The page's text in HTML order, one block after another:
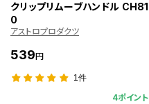
クリップリムーブハンドル CH81
0
アストロプロダクツ
539円
1件
4ポイント